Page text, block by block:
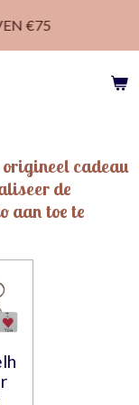
€75
cadeau
de
aan toe te